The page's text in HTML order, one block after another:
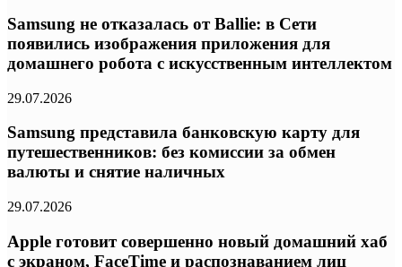
Samsung не отказалась от Ballie: в Сети
появились изображения приложения для
домашнего робота с искусственным интеллектом
29.07.2026
Samsung представила банковскую карту для
путешественников: без комиссии за обмен
валюты и снятие наличных
29.07.2026
Apple готовит совершенно новый домашний хаб
с экраном, FaceTime и распознаванием лиц